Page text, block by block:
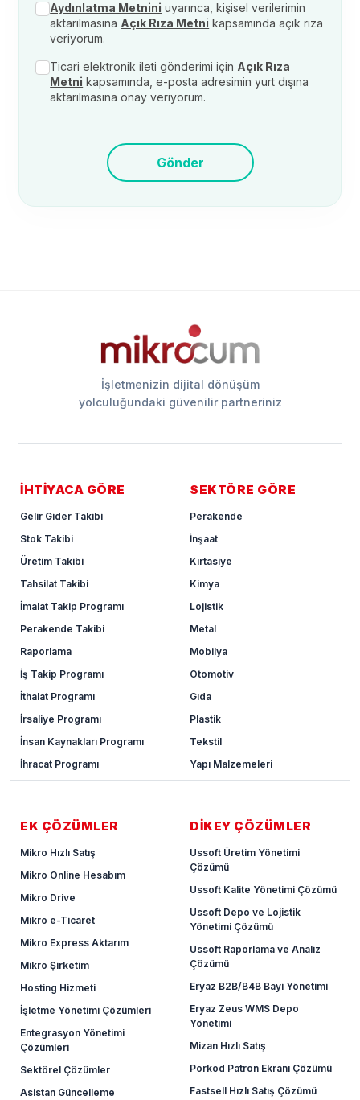
Aydınlatma Metnini uyarınca, kişisel verilerimin
aktarılmasına Açık Rıza Metni kapsamında açık rıza
veriyorum.
Ticari elektronik ileti gönderimi için Açık Rıza
Metni kapsamında, e-posta adresimin yurt dışına
aktarılmasına onay veriyorum.
Gönder
İşletmenizin dijital dönüşüm
yolculuğundaki güvenilir partneriniz
İHTİYACA GÖRE
Gelir Gider Takibi
Stok Takibi
Üretim Takibi
Tahsilat Takibi
İmalat Takip Programı
Perakende Takibi
Raporlama
İş Takip Programı
İthalat Programı
İrsaliye Programı
İnsan Kaynakları Programı
İhracat Programı
SEKTÖRE GÖRE
Perakende
İnşaat
Kırtasiye
Kimya
Lojistik
Metal
Mobilya
Otomotiv
Gıda
Plastik
Tekstil
Yapı Malzemeleri
EK ÇÖZÜMLER
Mikro Hızlı Satış
Mikro Online Hesabım
Mikro Drive
Mikro e-Ticaret
Mikro Express Aktarım
Mikro Şirketim
Hosting Hizmeti
İşletme Yönetimi Çözümleri
Entegrasyon Yönetimi
Çözümleri
Sektörel Çözümler
Asistan Güncelleme
DİKEY ÇÖZÜMLER
Ussoft Üretim Yönetimi
Çözümü
Ussoft Kalite Yönetimi Çözümü
Ussoft Depo ve Lojistik
Yönetimi Çözümü
Ussoft Raporlama ve Analiz
Çözümü
Eryaz B2B/B4B Bayi Yönetimi
Eryaz Zeus WMS Depo
Yönetimi
Mizan Hızlı Satış
Porkod Patron Ekranı Çözümü
Fastsell Hızlı Satış Çözümü